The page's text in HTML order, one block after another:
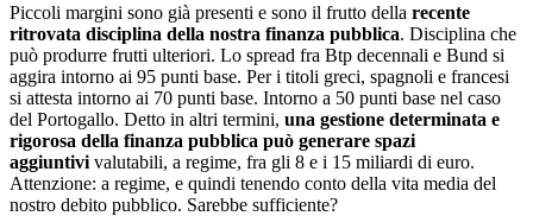
Piccoli margini sono già presenti e sono il frutto della recente
ritrovata disciplina della nostra finanza pubblica. Disciplina che
può produrre frutti ulteriori. Lo spread fra Btp decennali e Bund si
aggira intorno ai 95 punti base. Per i titoli greci, spagnoli e francesi
si attesta intorno ai 70 punti base. Intorno a 50 punti base nel caso
del Portogallo. Detto in altri termini, una gestione determinata e
rigorosa della finanza pubblica può generare spazi
aggiuntivi valutabili, a regime, fra gli 8 e i 15 miliardi di euro.
Attenzione: a regime, e quindi tenendo conto della vita media del
nostro debito pubblico. Sarebbe sufficiente?